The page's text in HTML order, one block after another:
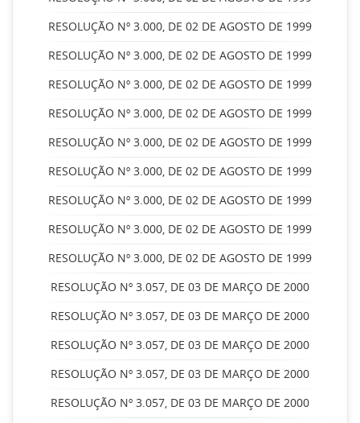
RESOLUÇÃO Nº 3.000, DE 02 DE AGOSTO DE 1999
RESOLUÇÃO Nº 3.000, DE 02 DE AGOSTO DE 1999
RESOLUÇÃO Nº 3.000, DE 02 DE AGOSTO DE 1999
RESOLUÇÃO Nº 3.000, DE 02 DE AGOSTO DE 1999
RESOLUÇÃO Nº 3.000, DE 02 DE AGOSTO DE 1999
RESOLUÇÃO Nº 3.000, DE 02 DE AGOSTO DE 1999
RESOLUÇÃO Nº 3.000, DE 02 DE AGOSTO DE 1999
RESOLUÇÃO Nº 3.000, DE 02 DE AGOSTO DE 1999
RESOLUÇÃO Nº 3.000, DE 02 DE AGOSTO DE 1999
RESOLUÇÃO Nº 3.057, DE 03 DE MARÇO DE 2000
RESOLUÇÃO Nº 3.057, DE 03 DE MARÇO DE 2000
RESOLUÇÃO Nº 3.057, DE 03 DE MARÇO DE 2000
RESOLUÇÃO Nº 3.057, DE 03 DE MARÇO DE 2000
RESOLUÇÃO Nº 3.057, DE 03 DE MARÇO DE 2000